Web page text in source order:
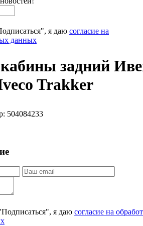
я даю согласие на
данных
задний
Trakker
504084233
я даю согласие на